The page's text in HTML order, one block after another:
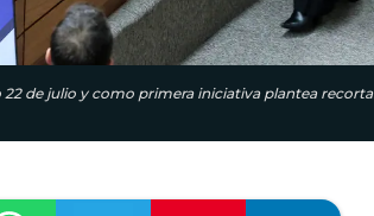
de julio y como primera iniciativa plantea